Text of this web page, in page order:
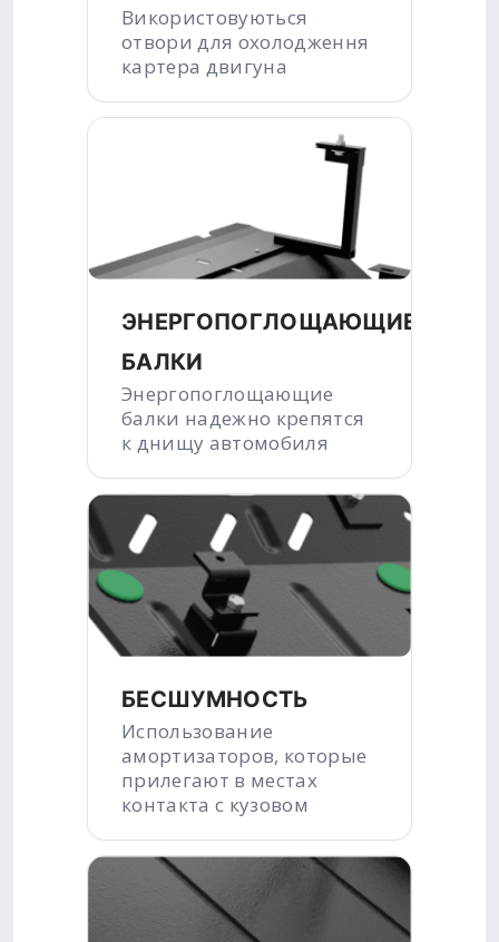
Використовуються
отвори для охолодження
картера двигуна
ЭНЕРГОПОГЛОЩАЮЩИЕ
БАЛКИ
Энергопоглощающие
балки надежно крепятся
к днищу автомобиля
БЕСШУМНОСТЬ
Использование
амортизаторов, которые
прилегают в местах
контакта с кузовом